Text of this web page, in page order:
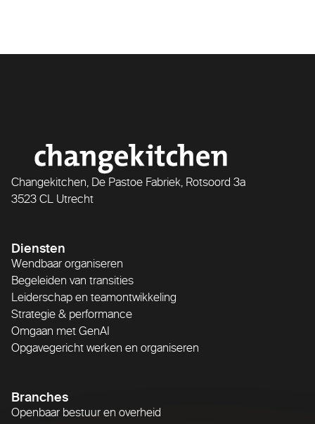
Changekitchen, De Pastoe Fabriek, Rotsoord 3a
3523 CL Utrecht
Diensten
Wendbaar organiseren
Begeleiden van transities
Leiderschap en teamontwikkeling
Strategie & performance
Omgaan met GenAI
Opgavegericht werken en organiseren
Branches
Openbaar bestuur en overheid